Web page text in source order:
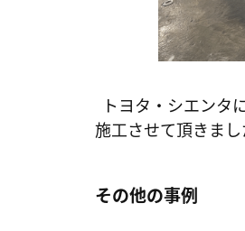
トヨタ・シエンタ
施工させて頂きま
その他の事例